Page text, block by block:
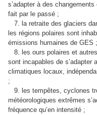
s’adapter à des
fait par le passé ;
7. la retraite des glaciers
les régions polaires sont
émissions humaines de GES ;
8. les ours polaires et
sont incapables de s’adapter
climatiques locaux,
;
9. les tempêtes, cyclones
météorologiques extrêmes
fréquence qu’en intensité ;